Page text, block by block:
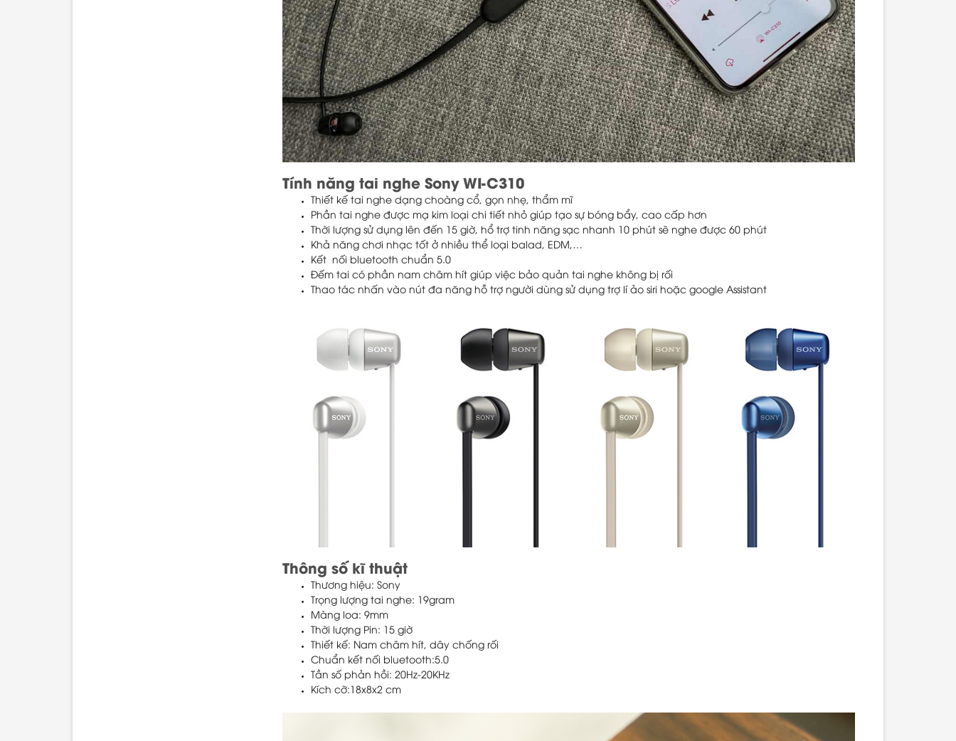
Tính năng tai nghe Sony WI-C310
Thiết kế tai nghe dạng choàng cổ, gọn nhẹ, thẩm mĩ
Phần tai nghe được mạ kim loại chi tiết nhỏ giúp tạo sự bóng bẩy, cao cấp hơn
Thời lượng sử dụng lên đến 15 giờ, hổ trợ tinh năng sạc nhanh 10 phút sẽ nghe được 60 phút
Khả năng chơi nhạc tốt ở nhiều thể loại balad, EDM,…
Kết nối bluetooth chuẩn 5.0
Đếm tai có phần nam châm hít giúp việc bảo quản tai nghe không bị rối
Thao tác nhấn vào nút đa năng hỗ trợ người dùng sử dụng trợ lí ảo siri hoặc google Assistant
Thông số kĩ thuật
Thương hiệu: Sony
Trọng lượng tai nghe: 19gram
Màng loa: 9mm
Thời lượng Pin: 15 giờ
Thiết kế: Nam châm hít, dây chống rối
Chuẩn kết nối bluetooth:5.0
Tần số phản hồi: 20Hz-20KHz
Kích cỡ:18x8x2 cm